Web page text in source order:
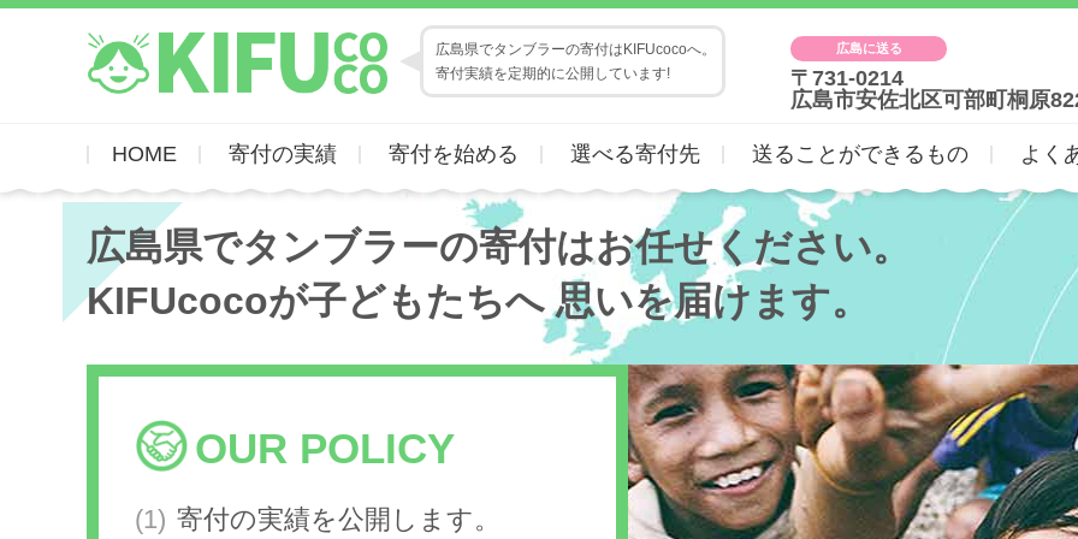
広島県でタンブラーの寄付はKIFUcocoへ。
寄付実績を定期的に公開しています!
広島に送る
〒731-0214
広島市安佐北区可部町桐原
HOME 寄付の実績 寄付を始める 選べる寄付先 送ることができるもの よく
広島県でタンブラーの寄付はお任せください。
KIFUcocoが子どもたちへ思いを届けます。
OUR POLICY
寄付の実績を公開します。